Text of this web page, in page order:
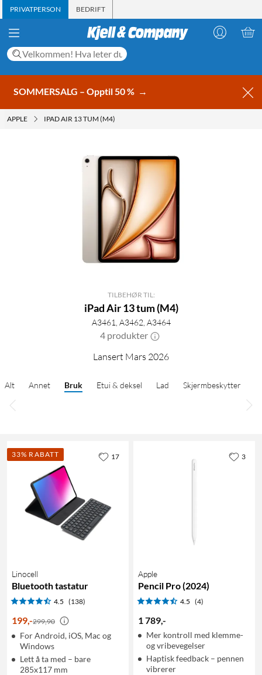
PRIVATPERSON BEDRIFT
SOMMERSALG – Opptil 50 % →
APPLE IPAD AIR 13 TUM (M4)
TILBEHØR TIL:
iPad Air 13 tum (M4)
A3461, A3462, A3464
4 produkter
Lansert Mars 2026
Alt Annet Bruk Etui & deksel Lad Skjermbeskytter
33% RABATT
Linocell
Bluetooth tastatur
4.5 (138)
199,-299,90
For Android, iOS, Mac og
Windows
Lett å ta med – bare
285x117 mm
17
Apple
Pencil Pro (2024)
4.5 (4)
1 789,-
Mer kontroll med klemme-
og vribevegelser
Haptisk feedback – pennen
vibrerer
3